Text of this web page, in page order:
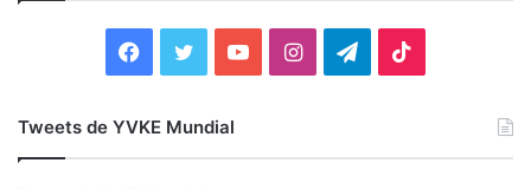
:
I
Tweets de YVKE Mundial